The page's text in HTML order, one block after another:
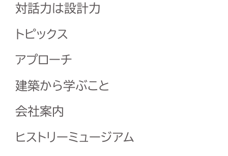
対話力は設計力
トピックス
アプローチ
建築から学ぶこと
会社案内
ヒストリーミュージアム